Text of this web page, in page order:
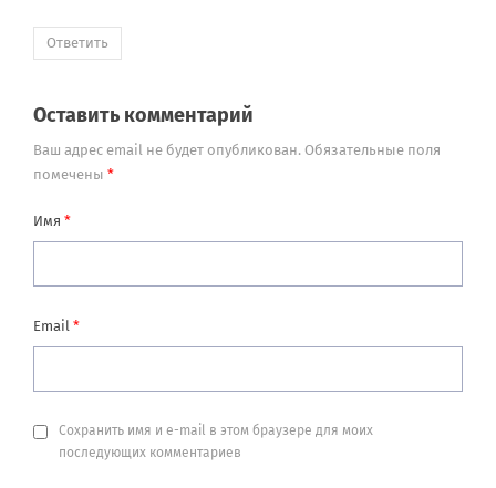
Ответить
Оставить комментарий
Ваш адрес email не будет опубликован. Обязательные поля
помечены *
Имя *
Email *
Сохранить имя и e-mail в этом браузере для моих
последующих комментариев